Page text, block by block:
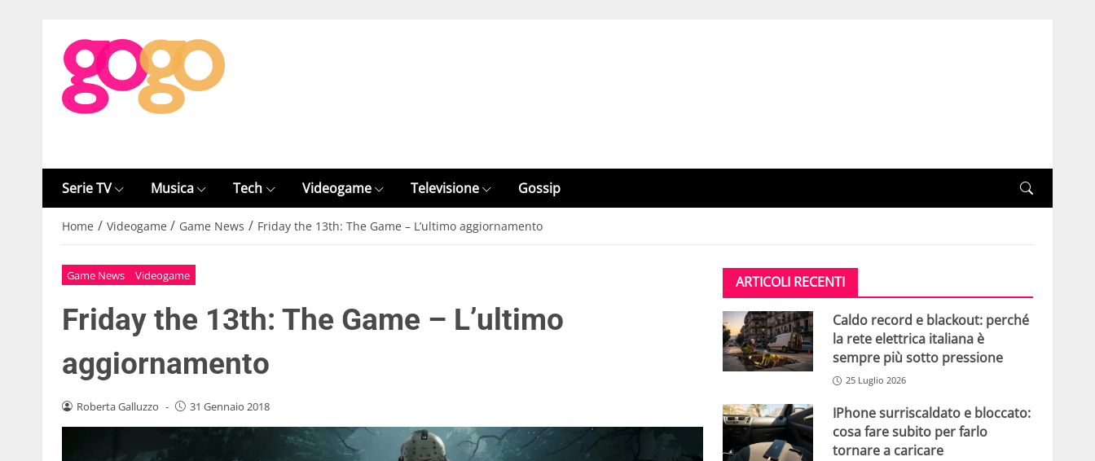
Serie TV Musica Tech Videogame Televisione Gossip
Home / Videogame / Game News / Friday the 13th: The Game – L’ultimo aggiornamento
Game News Videogame
Friday the 13th: The Game – L’ultimo
aggiornamento
Roberta Galluzzo - 31 Gennaio 2018
ARTICOLI RECENTI
Caldo record e blackout: perché
la rete elettrica italiana è
sempre più sotto pressione
25 Luglio 2026
IPhone surriscaldato e bloccato:
cosa fare subito per farlo
tornare a caricare